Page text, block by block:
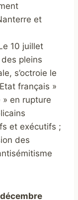
et
10 juillet
pleins
s’octroie le
français »
en rupture
et exécutifs ;
des